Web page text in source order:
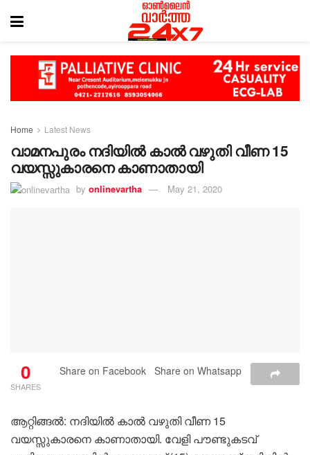
Home Latest News
വാമനപുരം നദിയിൽ കാൽ വഴുതി വീണ 15
വയസ്സുകാരനെ കാണാതായി
by onlinevartha May 21, 2020
0
SHARES
Share on Facebook Share on Whatsapp
ആറ്റിങ്ങൽ: നദിയിൽ കാൽ വഴുതി വീണ 15
വയസ്സുകാരനെ കാണാതായി. വേളി പൗണ്ടുകടവ്